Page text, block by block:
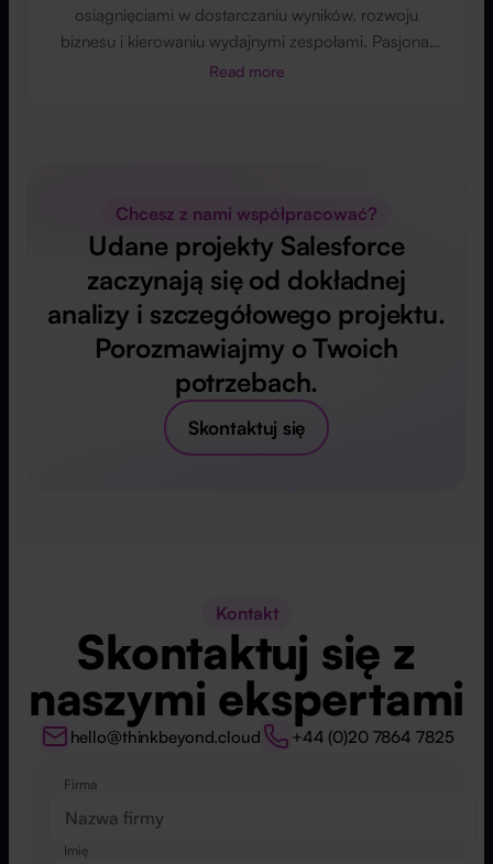
osiągnięciami w dostarczaniu wyników, rozwoju
biznesu i kierowaniu wydajnymi zespołami. Pasjonat
innowacji, jakości i wdrożeń Salesforce w różnych
Read more
Chcesz z nami współpracować?
Udane projekty Salesforce
zaczynają się od dokładnej
analizy i szczegółowego projektu.
Porozmawiajmy o Twoich
potrzebach.
Skontaktuj się
Kontakt
Skontaktuj się z
naszymi ekspertami
hello@thinkbeyond.cloud +44 (0)20 7864 7825
Firma
Imię